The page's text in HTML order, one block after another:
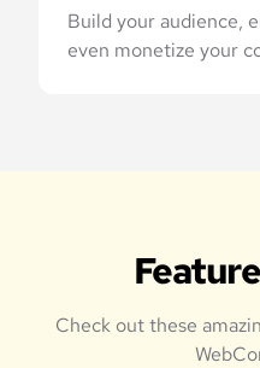
Build your audience,
even monetize your
Check out these